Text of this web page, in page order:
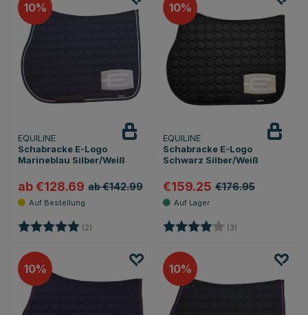
10
EQUILINE
Schabracke E-Logo
Marineblau Silber/Weiß
ab €128.69 ab €142.99
Bewertung: (2)
10
EQUILINE
Schabracke E-Logo
Schwarz Silber/Weiß
€159.25 €176.95
Bewertung: (3)
10 10